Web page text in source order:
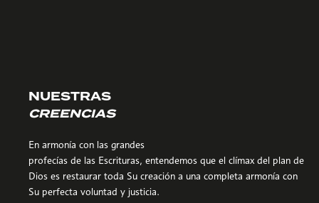
NUESTRAS
CREENCIAS
En armonía con las grandes
profecías de las Escrituras, entendemos que el clímax del plan de
Dios es restaurar toda Su creación a una completa armonía con
Su perfecta voluntad y justicia.